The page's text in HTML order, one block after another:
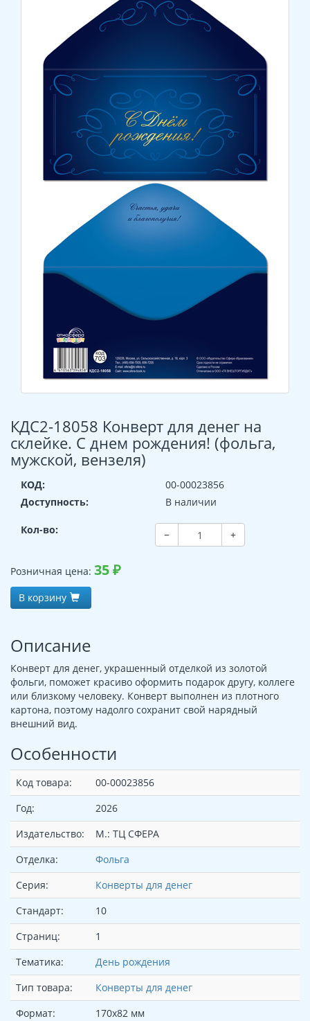
КДС2-18058 Конверт для денег на
склейке. С днем рождения! (фольга,
мужской, вензеля)
КОД:
00-00023856
Доступность:
В наличии
Кол-во: − +
Розничная цена: 35₽
В корзину
Описание
Конверт для денег, украшенный отделкой из золотой
фольги, поможет красиво оформить подарок другу, коллеге
или близкому человеку. Конверт выполнен из плотного
картона, поэтому надолго сохранит свой нарядный
внешний вид.
Особенности
Код товара:
00-00023856
Год:
2026
Издательство:
М.: ТЦ СФЕРА
Отделка:
Фольга
Серия:
Конверты для денег
Стандарт:
10
Страниц:
1
Тематика:
День рождения
Тип товара:
Конверты для денег
Формат:
170х82 мм